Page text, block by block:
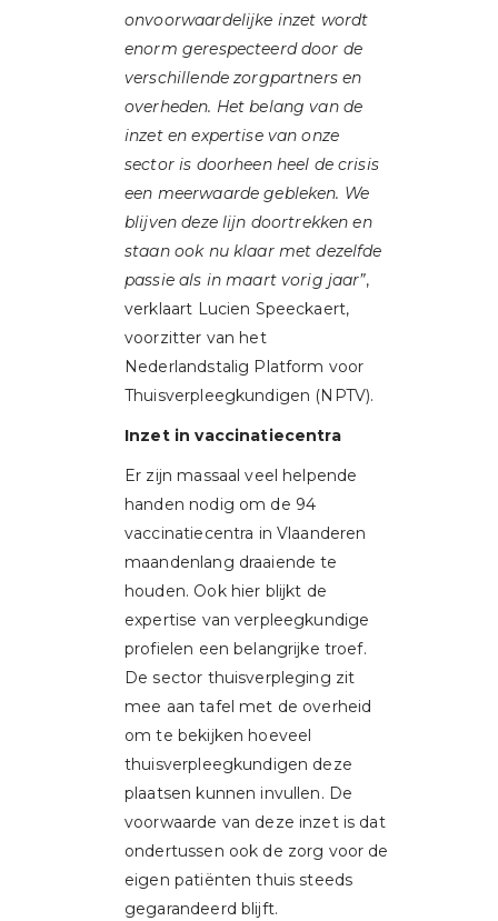
onvoorwaardelijke inzet wordt
enorm gerespecteerd door de
verschillende zorgpartners en
overheden. Het belang van de
inzet en expertise van onze
sector is doorheen heel de crisis
een meerwaarde gebleken. We
blijven deze lijn doortrekken en
staan ook nu klaar met dezelfde
passie als in maart vorig jaar”,
verklaart Lucien Speeckaert,
voorzitter van het
Nederlandstalig Platform voor
Thuisverpleegkundigen (NPTV).
Inzet in vaccinatiecentra
Er zijn massaal veel helpende
handen nodig om de 94
vaccinatiecentra in Vlaanderen
maandenlang draaiende te
houden. Ook hier blijkt de
expertise van verpleegkundige
profielen een belangrijke troef.
De sector thuisverpleging zit
mee aan tafel met de overheid
om te bekijken hoeveel
thuisverpleegkundigen deze
plaatsen kunnen invullen. De
voorwaarde van deze inzet is dat
ondertussen ook de zorg voor de
eigen patiënten thuis steeds
gegarandeerd blijft.